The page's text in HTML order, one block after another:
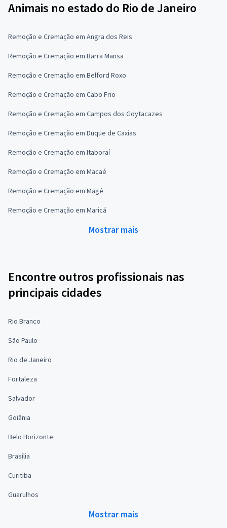
Animais no estado do Rio de Janeiro
Remoção e Cremação em Angra dos Reis
Remoção e Cremação em Barra Mansa
Remoção e Cremação em Belford Roxo
Remoção e Cremação em Cabo Frio
Remoção e Cremação em Campos dos Goytacazes
Remoção e Cremação em Duque de Caxias
Remoção e Cremação em Itaboraí
Remoção e Cremação em Macaé
Remoção e Cremação em Magé
Remoção e Cremação em Maricá
Mostrar mais
Encontre outros profissionais nas
principais cidades
Rio Branco
São Paulo
Rio de Janeiro
Fortaleza
Salvador
Goiânia
Belo Horizonte
Brasília
Curitiba
Guarulhos
Mostrar mais